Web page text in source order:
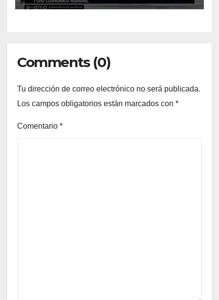
Comments (0)
Tu dirección de correo electrónico no será publicada.
Los campos obligatorios están marcados con *
Comentario *